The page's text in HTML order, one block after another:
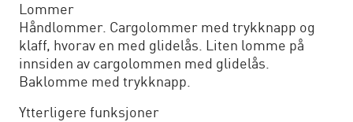
Lommer
Håndlommer. Cargolommer med trykknapp og
klaff, hvorav en med glidelås. Liten lomme på
innsiden av cargolommen med glidelås.
Baklomme med trykknapp.
Ytterligere funksjoner